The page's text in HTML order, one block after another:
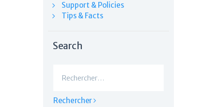
Support & Policies
Tips & Facts
Search